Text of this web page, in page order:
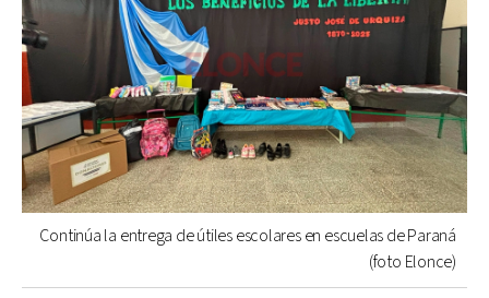
Continúa la entrega de útiles escolares en escuelas de Paraná
(foto Elonce)